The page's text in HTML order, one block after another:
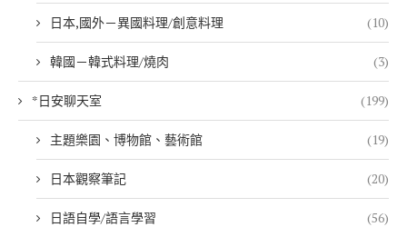
日本,國外－異國料理/創意料理 (10)
韓國－韓式料理/燒肉 (3)
*日安聊天室 (199)
主題樂園、博物館、藝術館 (19)
日本觀察筆記 (20)
日語自學/語言學習 (56)